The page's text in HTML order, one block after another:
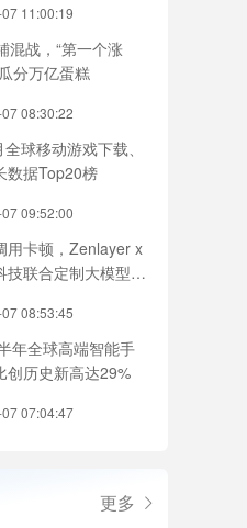
11:00:19
混战，“第一个涨
分万亿蛋糕
08:30:22
球移动游戏下载、
数据Top20榜
09:52:00
用卡顿，Zenlayer x
技联合定制大模型访
08:53:45
年全球高端智能手
创历史新高达29%
07:04:47
更多